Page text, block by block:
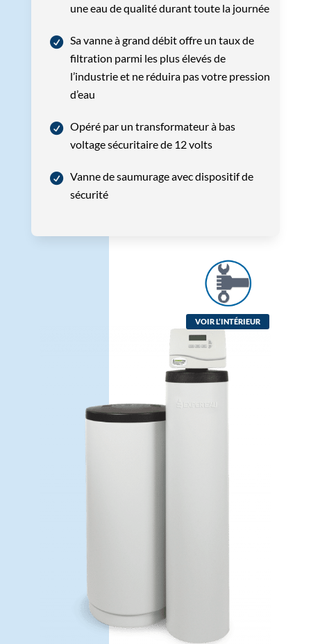
une eau de qualité durant toute la journée
Sa vanne à grand débit offre un taux de
filtration parmi les plus élevés de
l’industrie et ne réduira pas votre pression
d’eau
Opéré par un transformateur à bas
voltage sécuritaire de 12 volts
Vanne de saumurage avec dispositif de
sécurité
VOIR L’INTÉRIEUR